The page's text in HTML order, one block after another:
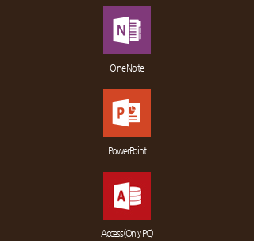
OneNote
PowerPoint
Access(Only PC)